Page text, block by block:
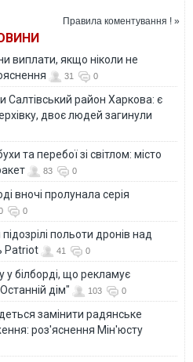
нищих украинцев
Правила коментування ! »
виплати, якщо ніколи не
31 0
Салтівський район Харкова: є
двоє людей загинули
та перебої зі світлом: місто
83 0
вночі пролунала серія
0
польоти дронів над
Patriot
41 0
білборді, що рекламує
дім"
103 0
замінити радянське
роз'яснення Мін'юсту